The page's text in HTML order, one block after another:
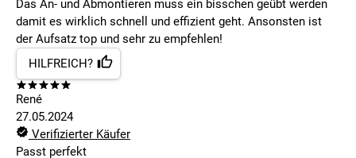
Das An- und Abmontieren muss ein bisschen geübt werden
damit es wirklich schnell und effizient geht. Ansonsten ist
der Aufsatz top und sehr zu empfehlen!
HILFREICH?
René
27.05.2024
Verifizierter Käufer
Passt perfekt